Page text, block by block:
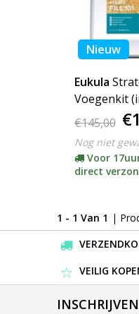
Nieuw
Eukula
Voegenkit
liter)
€145,00
Nog niet
Voor
direct
1 - 1 Van 1 |
VEILIG